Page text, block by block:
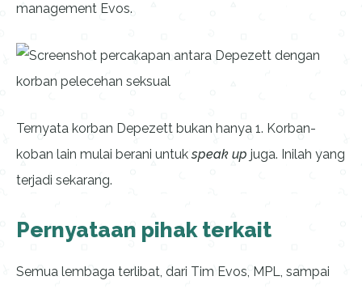
management Evos.
Ternyata korban Depezett bukan hanya 1. Korban-
koban lain mulai berani untukspeak up juga. Inilah yang
terjadi sekarang.
Pernyataan pihak terkait
Semua lembaga terlibat, dari Tim Evos, MPL, sampai